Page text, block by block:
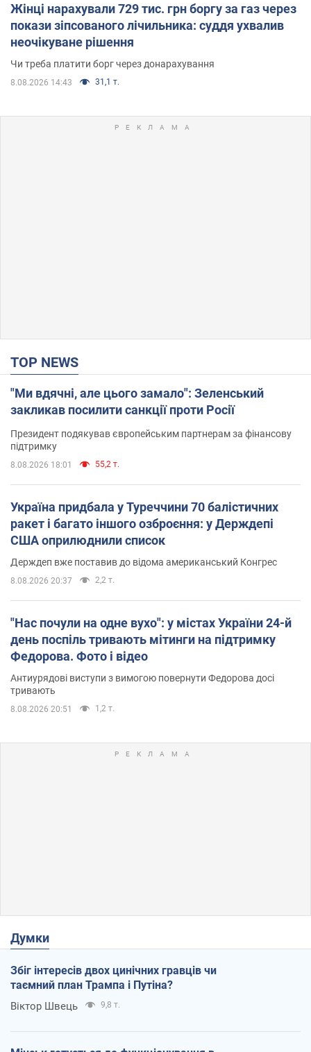
Жінці нарахували 729 тис. грн боргу за газ через
покази зіпсованого лічильника: суддя ухвалив
неочікуване рішення
Чи треба платити борг через донарахування
8.08.2026 14:43 31,1 т.
TOP NEWS
"Ми вдячні, але цього замало": Зеленський
закликав посилити санкції проти Росії
Президент подякував європейським партнерам за фінансову
підтримку
8.08.2026 18:01 55,2 т.
Україна придбала у Туреччини 70 балістичних
ракет і багато іншого озброєння: у Держдепі
США оприлюднили список
Держдеп вже поставив до відома американський Конгрес
8.08.2026 20:37 2,2 т.
"Нас почули на одне вухо": у містах України 24-й
день поспіль тривають мітинги на підтримку
Федорова. Фото і відео
Антиурядові виступи з вимогою повернути Федорова досі
тривають
8.08.2026 20:51 1,2 т.
Думки
Збіг інтересів двох цинічних гравців чи
таємний план Трампа і Путіна?
Віктор Швець 9,8 т.